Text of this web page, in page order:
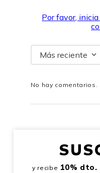
Por favor,
Más reciente
No hay comentarios.
y recibe 10% dto.